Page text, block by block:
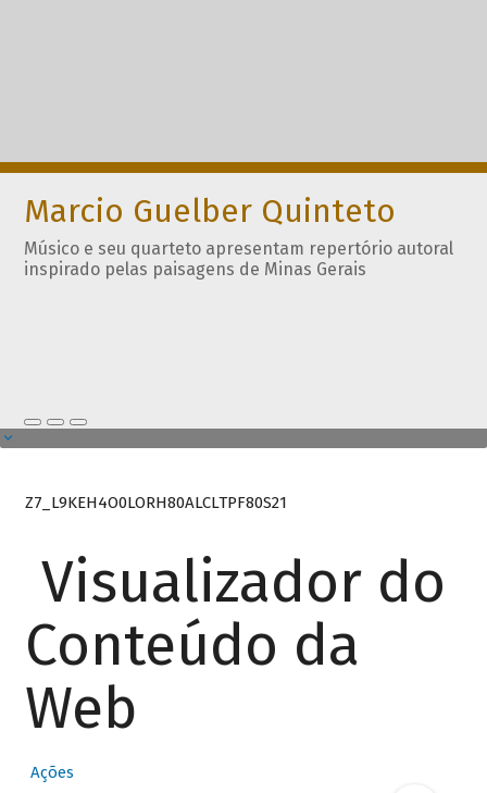
Marcio Guelber Quinteto
Músico e seu quarteto apresentam repertório autoral
inspirado pelas paisagens de Minas Gerais
Z7_L9KEH4O0LORH80ALCLTPF80S21
Visualizador do
Conteúdo da
Web
Ações